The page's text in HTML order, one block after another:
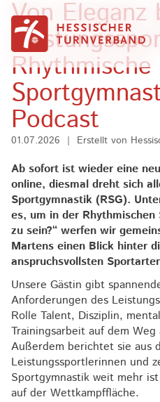
Zum Inhalt springen
Von Eleganz
Rhythmische
Podcast
01.07.2026 | Erstellt von
Ab sofort ist wieder eine
online, diesmal dreht sich
Sportgymnastik (RSG).
es, um in der
zu sein?“ werfen wir
Martens einen Blick hinter
anspruchsvollsten
Unsere Gästin gibt
Anforderungen des
Rolle Talent, Disziplin,
Trainingsarbeit auf dem
Außerdem berichtet sie aus
Leistungssportlerinnen und
Sportgymnastik weit mehr
auf der Wettkampffläche.